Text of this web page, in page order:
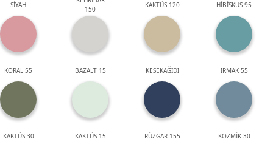
SİYAH
150
KAKTÜS 120 HİBİSKUS 95
KORAL 55 BAZALT 15 KESEKAĞIDI IRMAK 55
KAKTÜS 30 KAKTÜS 15 RÜZGAR 155 KOZMİK 30